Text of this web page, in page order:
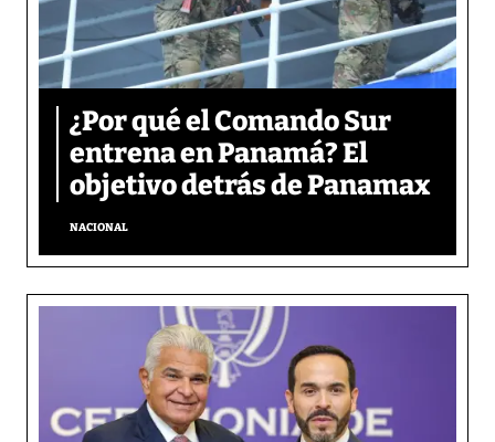
¿Por qué el Comando Sur
entrena en Panamá? El
objetivo detrás de Panamax
NACIONAL